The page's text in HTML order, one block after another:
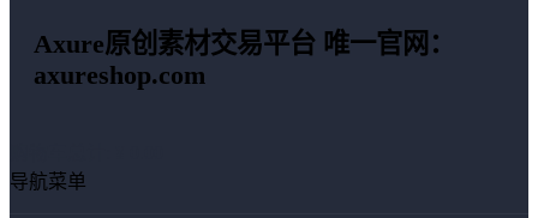
Axure原创素材交易平台 唯一官网：
axureshop.com
导航菜单